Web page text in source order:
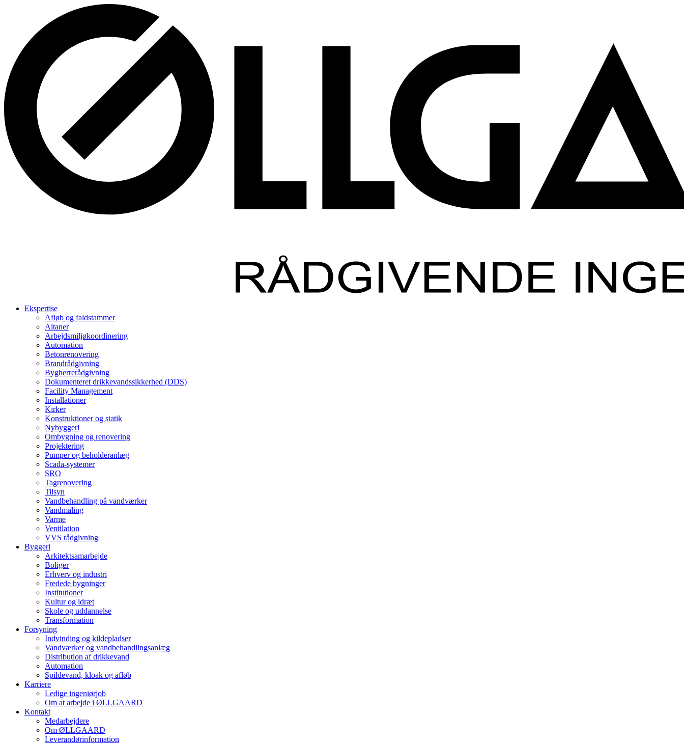
Ekspertise
Afløb og faldstammer
Altaner
Arbejdsmiljøkoordinering
Automation
Betonrenovering
Brandrådgivning
Bygherrerådgivning
Dokumenteret drikkevandssikkerhed (DDS)
Facility Management
Installationer
Kirker
Konstruktioner og statik
Nybyggeri
Ombygning og renovering
Projektering
Pumper og beholderanlæg
Scada-systemer
SRO
Tagrenovering
Tilsyn
Vandbehandling på vandværker
Vandmåling
Varme
Ventilation
VVS rådgivning
Byggeri
Arkitektsamarbejde
Boliger
Erhverv og industri
Fredede bygninger
Institutioner
Kultur og idræt
Skole og uddannelse
Transformation
Forsyning
Indvinding og kildepladser
Vandværker og vandbehandlingsanlæg
Distribution af drikkevand
Automation
Spildevand, kloak og afløb
Karriere
Ledige ingeniørjob
Om at arbejde i ØLLGAARD
Kontakt
Medarbejdere
Om ØLLGAARD
Leverandørinformation